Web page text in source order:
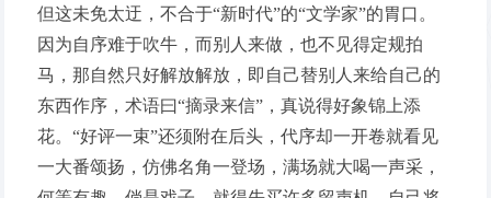
但这未免太迂，不合于“新时代”的“文学家”的胃口。
因为自序难于吹牛，而别人来做，也不见得定规拍
马，那自然只好解放解放，即自己替别人来给自己的
东西作序，术语曰“摘录来信”，真说得好象锦上添
花。“好评一束”还须附在后头，代序却一开卷就看见
一大番颂扬，仿佛名角一登场，满场就大喝一声采，